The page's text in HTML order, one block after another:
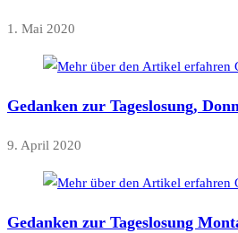
1. Mai 2020
Gedanken zur Tageslosung,
9. April 2020
Gedanken zur Tageslosung